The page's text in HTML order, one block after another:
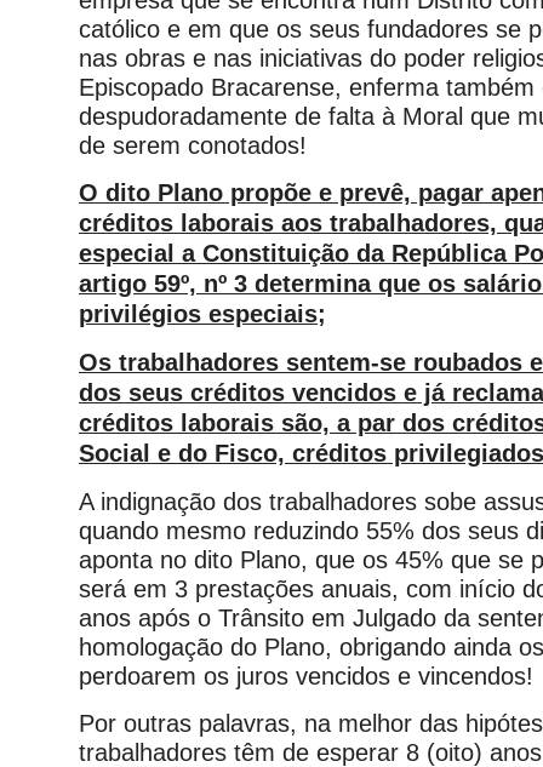
católico e em que os seus fundadores se
nas obras e nas iniciativas do poder
Episcopado Bracarense, enferma também
despudoradamente de falta à Moral que
de serem conotados!
O dito Plano propõe e prevê, pagar
créditos laborais aos trabalhadores,
especial a Constituição da República
artigo 59º, nº 3 determina que os
privilégios especiais;
Os trabalhadores sentem-se roubados
dos seus créditos vencidos e já
créditos laborais são, a par dos
Social e do Fisco, créditos
A indignação dos trabalhadores sobe
quando mesmo reduzindo 55% dos seus
aponta no dito Plano, que os 45% que se
será em 3 prestações anuais, com início
anos após o Trânsito em Julgado da
homologação do Plano, obrigando ainda
perdoarem os juros vencidos e vincendos!
Por outras palavras, na melhor das
trabalhadores têm de esperar 8 (oito)